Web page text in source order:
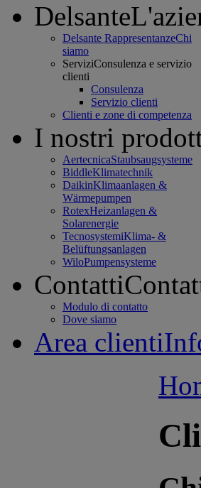
Delsante
Delsante RappresentanzeChi
siamo
ServiziConsulenza e servizio
clienti
Consulenza
Servizio clienti
Clienti e zone di competenza
I nostri
AertecnicaStaubsaugsysteme
BiddleKlimatechnik
DaikinKlimaanlagen &
Wärmepumpen
RotexHeizanlagen &
Solarenergie
TecnosystemiKlima- &
Belüftungsanlagen
WiloPumpensysteme
Contatti
Modulo di contatto
Dove siamo
Area clienti